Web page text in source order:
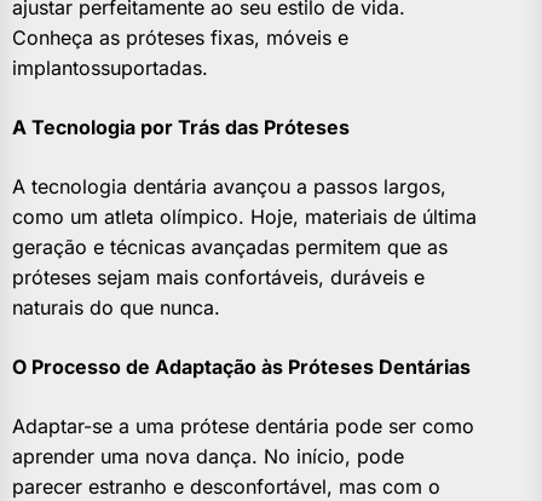
ajustar perfeitamente ao seu estilo de vida.
Conheça as próteses fixas, móveis e
implantossuportadas.
A Tecnologia por Trás das Próteses
A tecnologia dentária avançou a passos largos,
como um atleta olímpico. Hoje, materiais de última
geração e técnicas avançadas permitem que as
próteses sejam mais confortáveis, duráveis e
naturais do que nunca.
O Processo de Adaptação às Próteses Dentárias
Adaptar-se a uma prótese dentária pode ser como
aprender uma nova dança. No início, pode
parecer estranho e desconfortável, mas com o